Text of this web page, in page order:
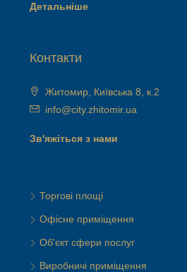
Детальніше
Контакти
Житомир, Київська 8, к.2
info@city.zhitomir.ua
Зв'яжіться з нами
Торгові площі
Офісне приміщення
Об'єкт сфери послуг
Виробничі приміщення